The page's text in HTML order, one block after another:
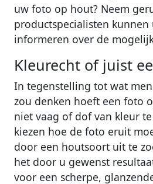
uw foto op hout? Neem
productspecialisten kunnen
informeren over de
Kleurecht of juist
In tegenstelling tot wat
zou denken hoeft een foto
niet vaag of dof van kleur
kiezen hoe de foto eruit
door een houtsoort uit te
het door u gewenst
voor een scherpe,